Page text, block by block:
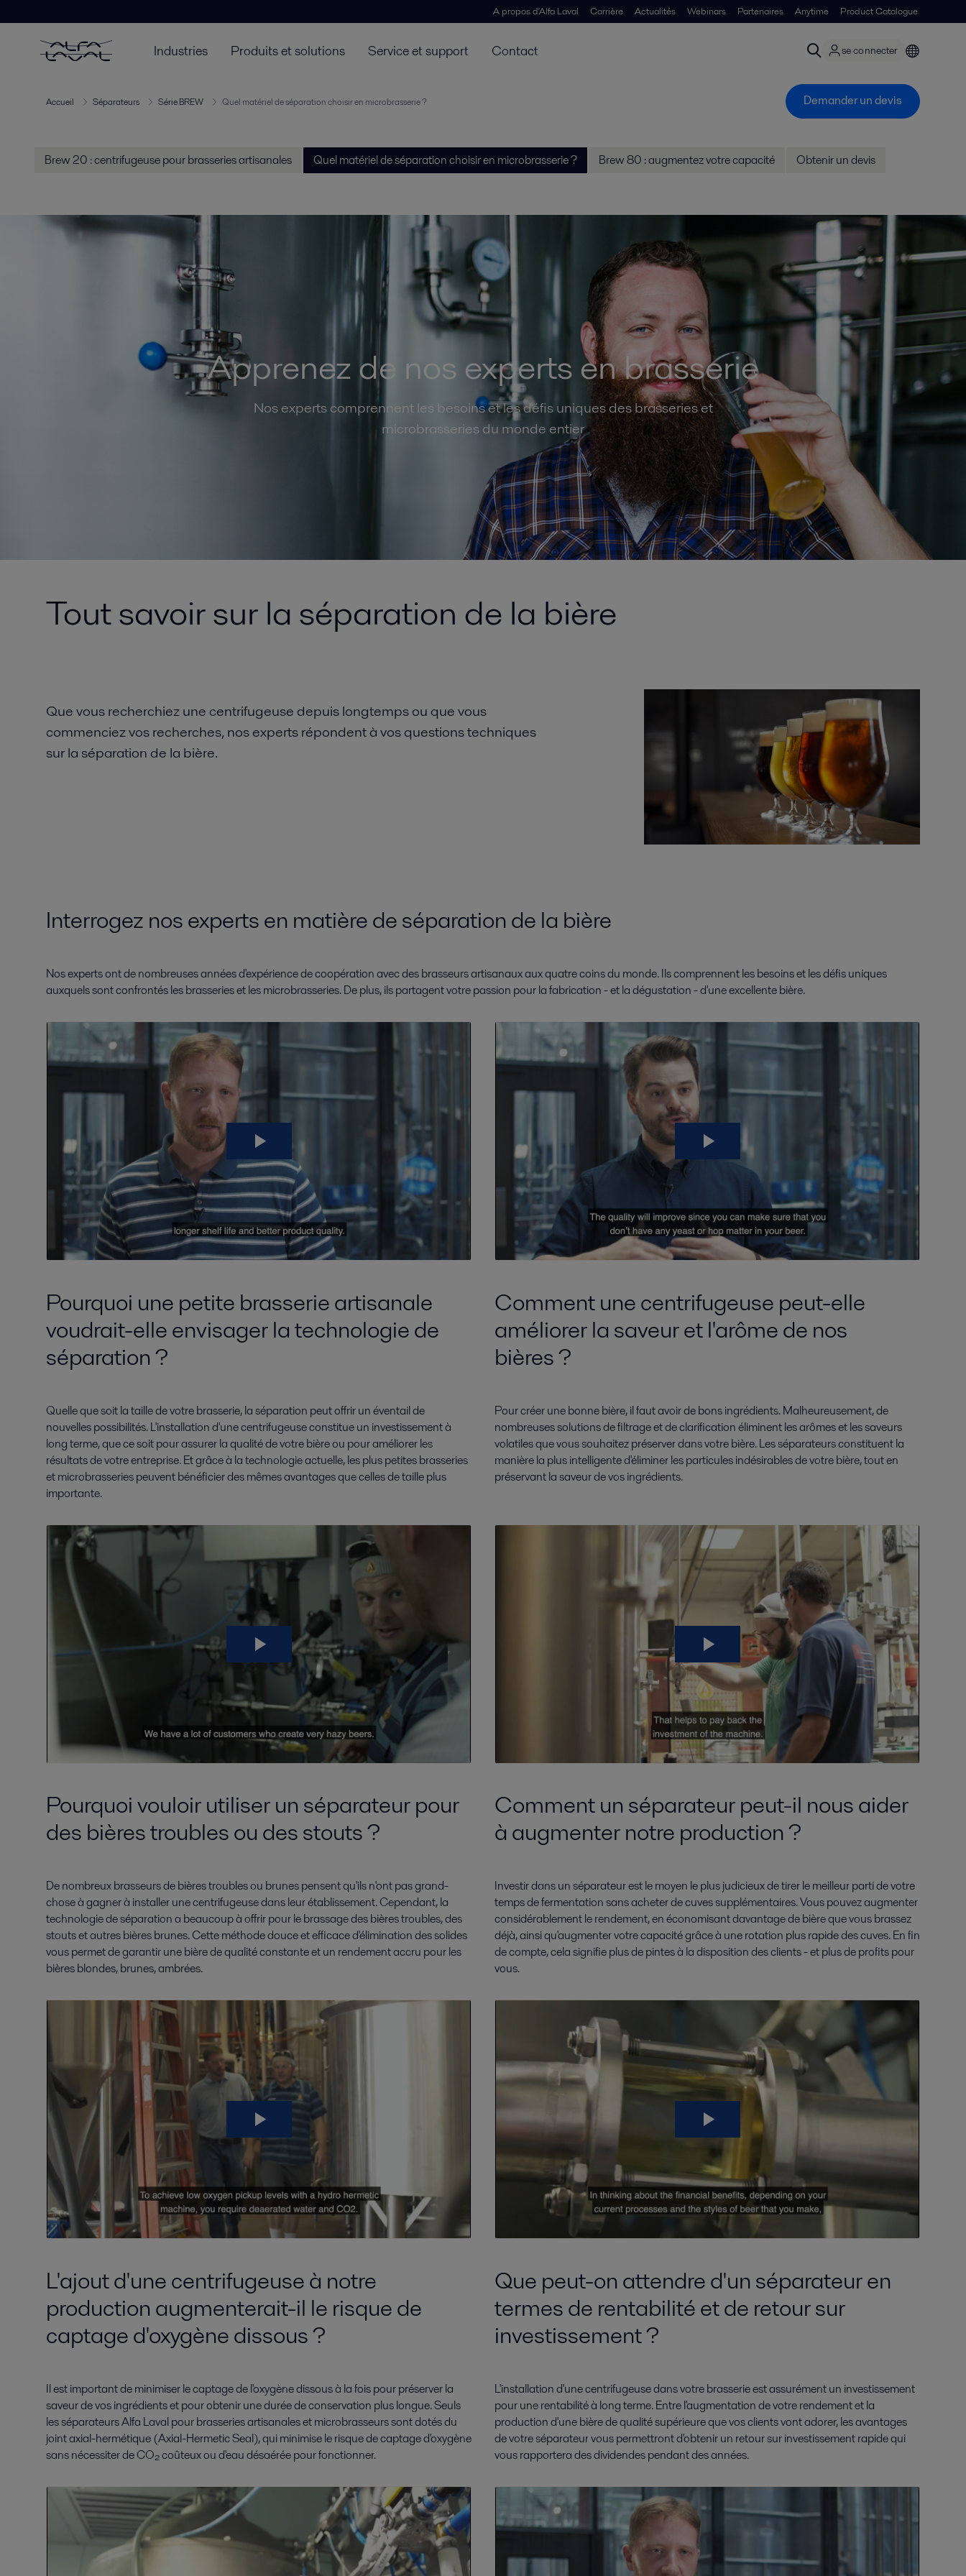
A propos d'Alfa Laval Carrière Actualités Webinars Partenaires Anytime Product Catalogue
Industries Produits et solutions Service et support Contact se connecter
Accueil Séparateurs Série BREW Quel matériel de séparation choisir en microbrasserie ? Demander un devis
Brew 20 : centrifugeuse pour brasseries artisanales Quel matériel de séparation choisir en microbrasserie ? Brew 80 : augmentez votre capacité Obtenir un devis
Apprenez de nos experts en brasserie
Nos experts comprennent les besoins et les défis uniques des brasseries et
microbrasseries du monde entier
Tout savoir sur la séparation de la bière
Que vous recherchiez une centrifugeuse depuis longtemps ou que vous
commenciez vos recherches, nos experts répondent à vos questions techniques
sur la séparation de la bière.
Interrogez nos experts en matière de séparation de la bière
Nos experts ont de nombreuses années d'expérience de coopération avec des brasseurs artisanaux aux quatre coins du monde. Ils comprennent les besoins et les défis uniques
auxquels sont confrontés les brasseries et les microbrasseries. De plus, ils partagent votre passion pour la fabrication - et la dégustation - d'une excellente bière.
Pourquoi une petite brasserie artisanale
voudrait-elle envisager la technologie de
séparation ?
Quelle que soit la taille de votre brasserie, la séparation peut offrir un éventail de
nouvelles possibilités. L'installation d'une centrifugeuse constitue un investissement à
long terme, que ce soit pour assurer la qualité de votre bière ou pour améliorer les
résultats de votre entreprise. Et grâce à la technologie actuelle, les plus petites brasseries
et microbrasseries peuvent bénéficier des mêmes avantages que celles de taille plus
importante.
Comment une centrifugeuse peut-elle
améliorer la saveur et l'arôme de nos
bières ?
Pour créer une bonne bière, il faut avoir de bons ingrédients. Malheureusement, de
nombreuses solutions de filtrage et de clarification éliminent les arômes et les saveurs
volatiles que vous souhaitez préserver dans votre bière. Les séparateurs constituent la
manière la plus intelligente d'éliminer les particules indésirables de votre bière, tout en
préservant la saveur de vos ingrédients.
Pourquoi vouloir utiliser un séparateur pour
des bières troubles ou des stouts ?
De nombreux brasseurs de bières troubles ou brunes pensent qu'ils n'ont pas grand-
chose à gagner à installer une centrifugeuse dans leur établissement. Cependant, la
technologie de séparation a beaucoup à offrir pour le brassage des bières troubles, des
stouts et autres bières brunes. Cette méthode douce et efficace d'élimination des solides
vous permet de garantir une bière de qualité constante et un rendement accru pour les
bières blondes, brunes, ambrées.
Comment un séparateur peut-il nous aider
à augmenter notre production ?
Investir dans un séparateur est le moyen le plus judicieux de tirer le meilleur parti de votre
temps de fermentation sans acheter de cuves supplémentaires. Vous pouvez augmenter
considérablement le rendement, en économisant davantage de bière que vous brassez
déjà, ainsi qu'augmenter votre capacité grâce à une rotation plus rapide des cuves. En fin
de compte, cela signifie plus de pintes à la disposition des clients - et plus de profits pour
vous.
L'ajout d'une centrifugeuse à notre
production augmenterait-il le risque de
captage d'oxygène dissous ?
Il est important de minimiser le captage de l'oxygène dissous à la fois pour préserver la
saveur de vos ingrédients et pour obtenir une durée de conservation plus longue. Seuls
les séparateurs Alfa Laval pour brasseries artisanales et microbrasseurs sont dotés du
joint axial-hermétique (Axial-Hermetic Seal), qui minimise le risque de captage d'oxygène
sans nécessiter de CO₂ coûteux ou d'eau désaérée pour fonctionner.
Que peut-on attendre d'un séparateur en
termes de rentabilité et de retour sur
investissement ?
L'installation d'une centrifugeuse dans votre brasserie est assurément un investissement
pour une rentabilité à long terme. Entre l'augmentation de votre rendement et la
production d'une bière de qualité supérieure que vos clients vont adorer, les avantages
de votre séparateur vous permettront d'obtenir un retour sur investissement rapide qui
vous rapportera des dividendes pendant des années.